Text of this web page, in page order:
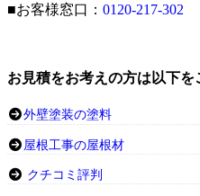
■お客様窓口： 0120-217-302
お見積をお考えの方は以下を
外壁塗装の塗料
屋根工事の屋根材
クチコミ評判